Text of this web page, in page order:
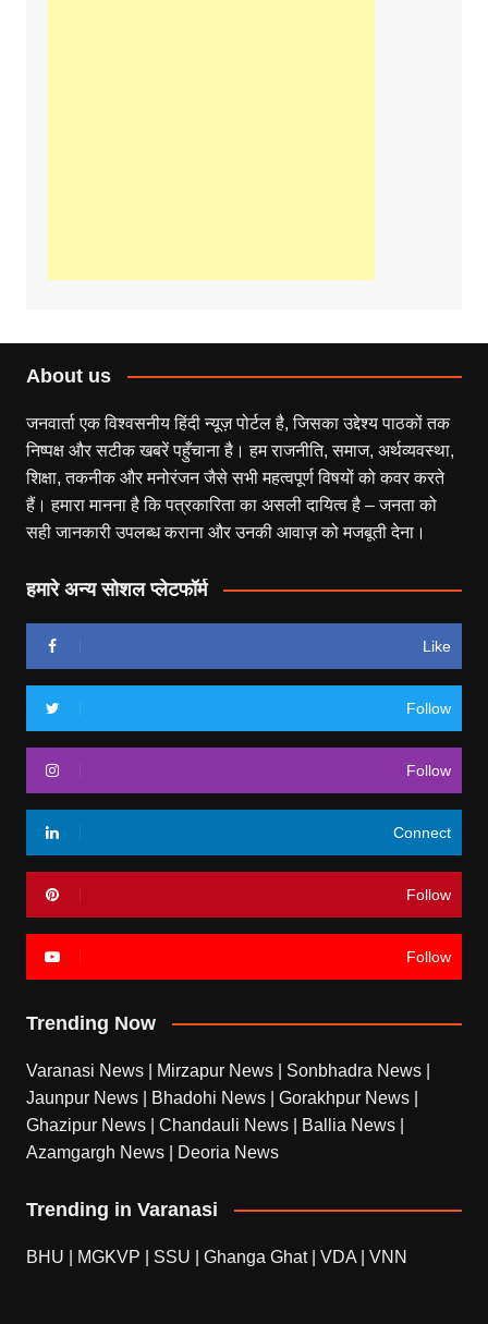
About us
जनवार्ता एक विश्वसनीय हिंदी न्यूज़ पोर्टल है, जिसका उद्देश्य पाठकों तक
निष्पक्ष और सटीक खबरें पहुँचाना है। हम राजनीति, समाज, अर्थव्यवस्था,
शिक्षा, तकनीक और मनोरंजन जैसे सभी महत्वपूर्ण विषयों को कवर करते
हैं। हमारा मानना है कि पत्रकारिता का असली दायित्व है – जनता को
सही जानकारी उपलब्ध कराना और उनकी आवाज़ को मजबूती देना।
हमारे अन्य सोशल प्लेटफॉर्म
Like
Follow
Follow
Connect
Follow
Follow
Trending Now
Varanasi News Mirzapur News Sonbhadra News
Jaunpur News
Bhadohi News Gorakhpur News
Ghazipur News
Chandauli News Ballia News
Azamgargh News
Deoria News
Trending in Varanasi
BHU MGKVP SSU Ghanga Ghat| VDA VNN